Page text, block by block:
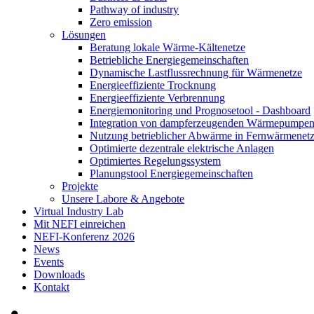
Pathway of industry
Zero emission
Lösungen
Beratung lokale Wärme-Kältenetze
Betriebliche Energiegemeinschaften
Dynamische Lastflussrechnung für Wärmenetze
Energieeffiziente Trocknung
Energieeffiziente Verbrennung
Energiemonitoring und Prognosetool - Dashboard
Integration von dampferzeugenden Wärmepumpen
Nutzung betrieblicher Abwärme in
Optimierte dezentrale elektrische Anlagen
Optimiertes Regelungssystem
Planungstool Energiegemeinschaften
Projekte
Unsere Labore & Angebote
Virtual Industry Lab
Mit NEFI einreichen
NEFI-Konferenz 2026
News
Events
Downloads
Kontakt